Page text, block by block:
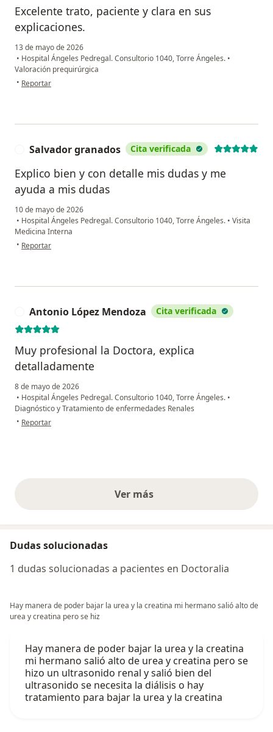
Excelente trato, paciente y clara en sus
explicaciones.
13 de mayo de 2026
• Hospital Ángeles Pedregal. Consultorio 1040, Torre Ángeles. •
Valoración prequirúrgica
• en opinión del usuario Jose Yáñez
Reportar
Salvador granados Cita verificada
Explico bien y con detalle mis dudas y me
ayuda a mis dudas
10 de mayo de 2026
• Hospital Ángeles Pedregal. Consultorio 1040, Torre Ángeles. • Visita
Medicina Interna
• en opinión del usuario Salvador granados
Reportar
Antonio López Mendoza Cita verificada
Muy profesional la Doctora, explica
detalladamente
8 de mayo de 2026
• Hospital Ángeles Pedregal. Consultorio 1040, Torre Ángeles. •
Diagnóstico y Tratamiento de enfermedades Renales
• en opinión del usuario Antonio López Mendoza
Reportar
Ver másopiniones anteriores
Dudas solucionadas
1 dudas solucionadas a pacientes en Doctoralia
Hay manera de poder bajar la urea y la creatina mi hermano salió alto de
urea y creatina pero se hiz
Hay manera de poder bajar la urea y la creatina
mi hermano salió alto de urea y creatina pero se
hizo un ultrasonido renal y salió bien del
ultrasonido se necesita la diálisis o hay
tratamiento para bajar la urea y la creatina